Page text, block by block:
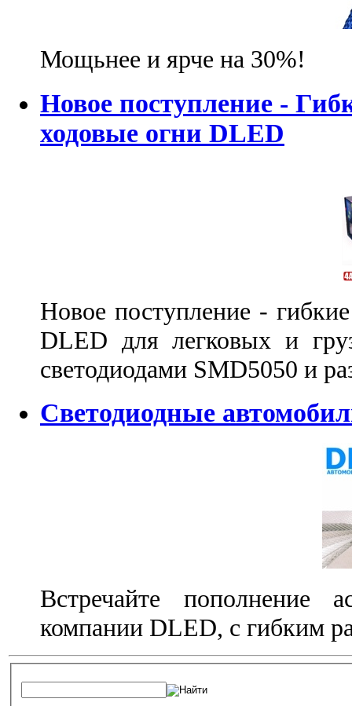
Мощьнее и ярче на 30%!
Новое поступление -
ходовые огни DLED
Новое поступление -
DLED для легковых и
светодиодами SMD5050 и
Светодиодные
Встречайте пополнение
компании DLED, с гибким